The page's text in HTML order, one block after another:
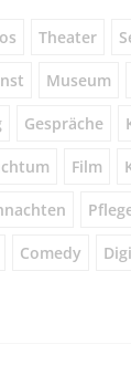
Theater
Museum
Gespräche
Film
Comedy